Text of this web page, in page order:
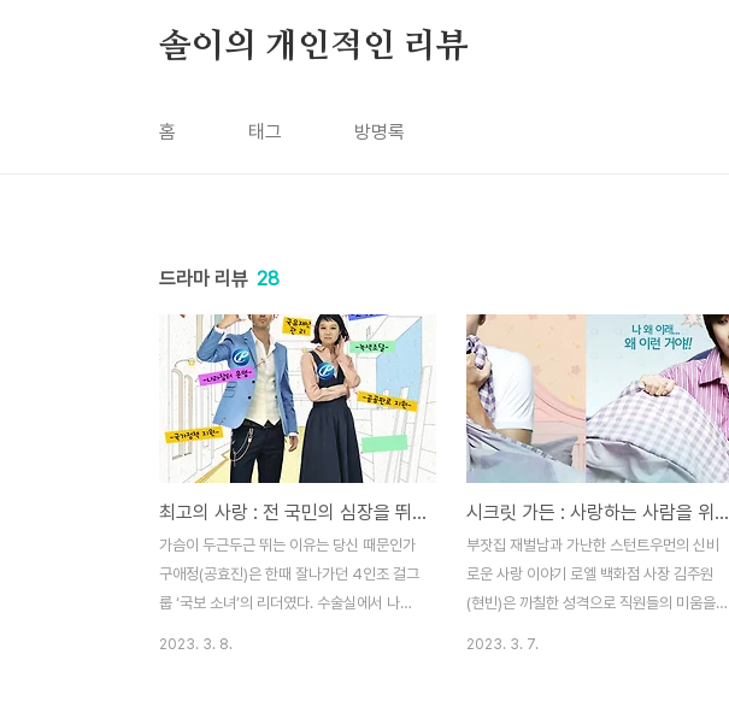
솔이의 개인적인 리뷰
홈 태그 방명록
드라마 리뷰 28
최고의 사랑 : 전 국민의 심장을 뛰게 한 드라마
가슴이 두근두근 뛰는 이유는 당신 때문인가
구애정(공효진)은 한때 잘나가던 4인조 걸그
룹 ‘국보 소녀’의 리더였다. 수술실에서 나오
2023. 3. 8.
시크릿 가든 : 사랑하는 사람을 위해서 영혼까지 바꾸려 하는 남자
부잣집 재벌남과 가난한 스턴트우먼의 신비
로운 사랑 이야기 로엘 백화점 사장 김주원
(현빈)은 까칠한 성격으로 직원들의 미움을
2023. 3. 7.